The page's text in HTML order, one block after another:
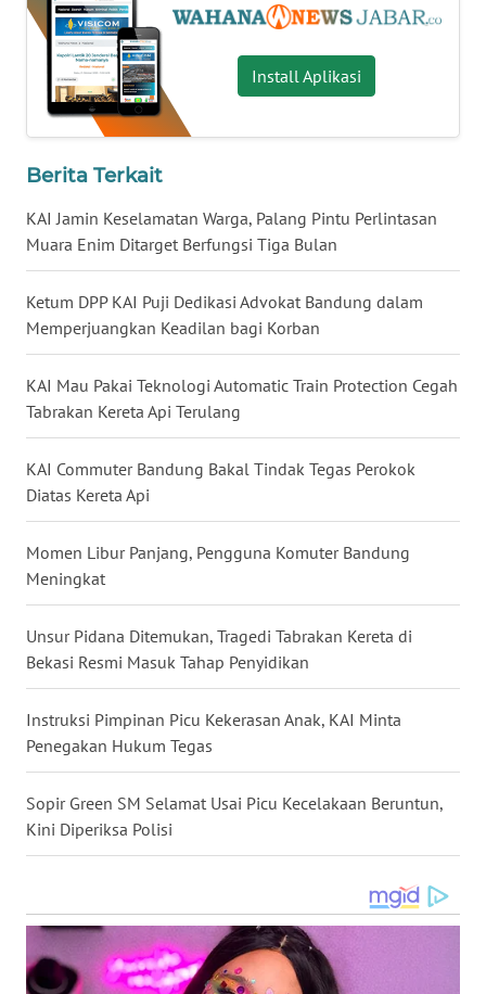
Install Aplikasi
Berita Terkait
KAI Jamin Keselamatan Warga, Palang Pintu Perlintasan
Muara Enim Ditarget Berfungsi Tiga Bulan
Ketum DPP KAI Puji Dedikasi Advokat Bandung dalam
Memperjuangkan Keadilan bagi Korban
KAI Mau Pakai Teknologi Automatic Train Protection Cegah
Tabrakan Kereta Api Terulang
KAI Commuter Bandung Bakal Tindak Tegas Perokok
Diatas Kereta Api
Momen Libur Panjang, Pengguna Komuter Bandung
Meningkat
Unsur Pidana Ditemukan, Tragedi Tabrakan Kereta di
Bekasi Resmi Masuk Tahap Penyidikan
Instruksi Pimpinan Picu Kekerasan Anak, KAI Minta
Penegakan Hukum Tegas
Sopir Green SM Selamat Usai Picu Kecelakaan Beruntun,
Kini Diperiksa Polisi
WN
SULSEL
WN
GORONTALO
WN
WN
MALUKU
WN
MALUT
WN
DAIRI
WN
WN
WN
TAPANULI
SELATAN
WN
WN
KARO